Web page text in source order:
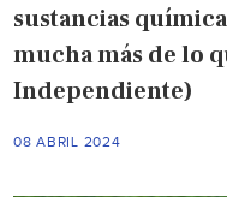
sustancias
mucha más de lo
Independiente)
08 ABRIL 2024